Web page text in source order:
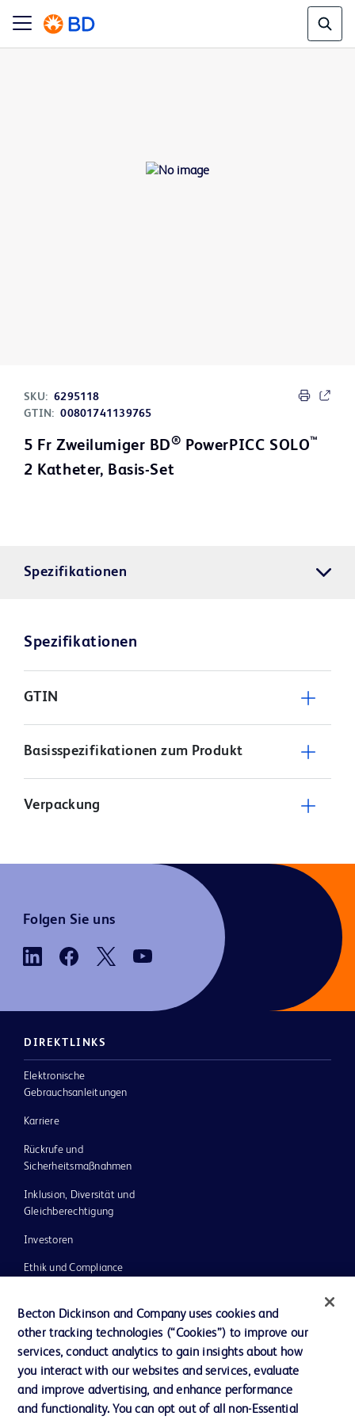
SKU: 6295118
GTIN: 00801741139765
5 Fr Zweilumiger BD® PowerPICC SOLO™
2 Katheter, Basis-Set
Spezifikationen
Spezifikationen
GTIN
Basisspezifikationen zum Produkt
Verpackung
Folgen Sie uns
DIREKTLINKS
Elektronische
Gebrauchsanleitungen
Karriere
Rückrufe und
Sicherheitsmaßnahmen
Inklusion, Diversität und
Gleichberechtigung
Investoren
Ethik und Compliance
Neuigkeiten, Medien und Blogs
Support
Unser Unternehmen
Becton Dickinson and Company uses cookies and
other tracking technologies (“Cookies”) to improve our
services, conduct analytics to gain insights about how
you interact with our websites and services, evaluate
and improve advertising, and enhance performance
and functionality. You can opt out of all non-Essential